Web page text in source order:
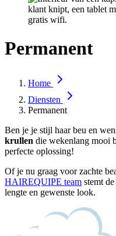
Permanent
Home
Diensten
Permanent
Ben je je stijl haar beu en
krullen die wekenlang mooi
perfecte oplossing!
Of je nu graag voor zachte
HAIREQUIPE team stemt
lengte en gewenste look.